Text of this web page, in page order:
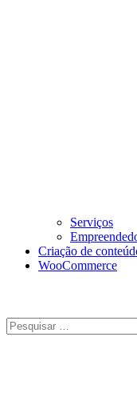
Serviços
Criação de
WooCommerce